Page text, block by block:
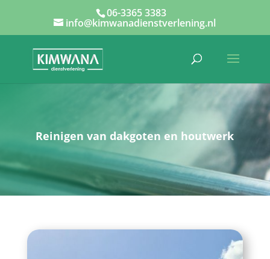
06-3365 3383
info@kimwanadienstverlening.nl
Reinigen van dakgoten en houtwerk